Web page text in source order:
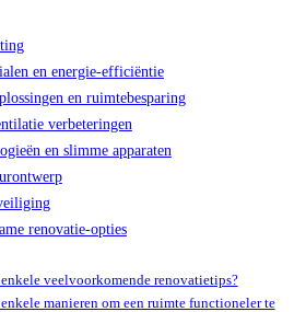
en energie-efficiëntie
en ruimtebesparing
verbeteringen
en slimme apparaten
renovatie-opties
veelvoorkomende renovatietips?
manieren om een ruimte functioneler te